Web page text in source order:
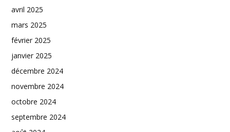
avril 2025
mars 2025
février 2025
janvier 2025
décembre 2024
novembre 2024
octobre 2024
septembre 2024